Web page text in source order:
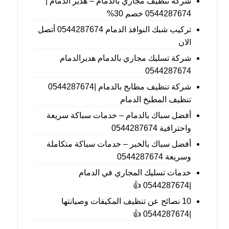
0544287674 خصم 30%
تركيب شبك النوافذ الدمام 0544287674 أتصل
الان
شركة تسليك مجاري بالدمام هديرالدمام
0544287674
شركة تنظيف مطابخ بالدمام |0544287674
تنظيف المطبخ الدمام
أفضل سباك بالدمام – خدمات سباكة سريعة
واحترافية 0544287674
أفضل سباك بالخبر – خدمات سباكة متكاملة
وسريعة 0544287674
خدمات تسليك المجاري في الدمام
10 نصائح عن تنظيف المكيفات وصيانتها